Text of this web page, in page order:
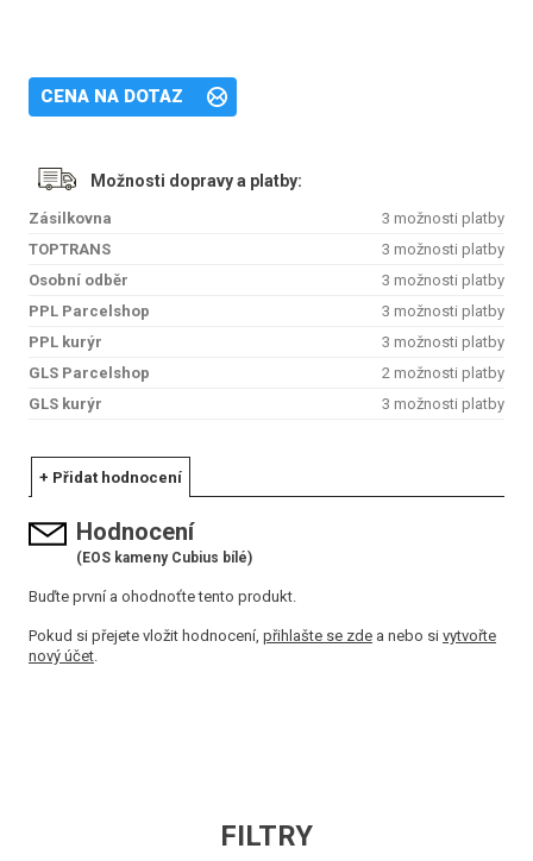
CENA NA DOTAZ
Možnosti dopravy a platby:
Zásilkovna
3 možnosti platby
TOPTRANS
3 možnosti platby
Osobní odběr
3 možnosti platby
PPL Parcelshop
3 možnosti platby
PPL kurýr
3 možnosti platby
GLS Parcelshop
2 možnosti platby
GLS kurýr
3 možnosti platby
+ Přidat hodnocení
Hodnocení
(EOS kameny Cubius bílé)
Buďte první a ohodnoťte tento produkt.
Pokud si přejete vložit hodnocení, přihlašte se zde a nebo si vytvořte
nový účet.
FILTRY